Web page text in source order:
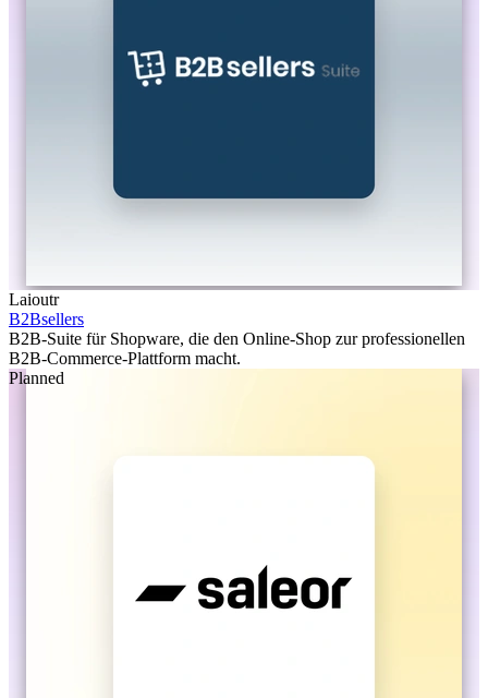
Laioutr
B2Bsellers
B2B-Suite für Shopware, die den Online-Shop zur professionellen
B2B-Commerce-Plattform macht.
Planned